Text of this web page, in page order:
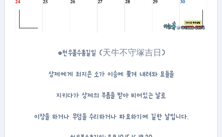
●천우불수총길일 (天牛不守塚吉日)
상제에게 죄지은 소가 이승에 쫓겨 내려와 묘들을
지키다가 상제의 부름을 받아 비어있는 날로
이장을 하거나 무덤을 수리하거나 파묘하기에 길한 날입니다.